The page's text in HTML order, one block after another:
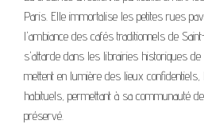
Paris. Elle immortalise les petites rues
l'ambiance des cafés traditionnels de
s'attarde dans les librairies historiques
mettent en lumière des lieux
habituels, permettant à sa communauté
préservé.